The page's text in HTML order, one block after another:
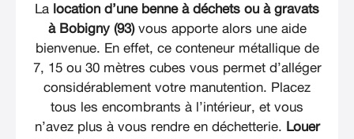
La location d’une benne à déchets ou à gravats
à Bobigny (93)vous apporte alors une aide
bienvenue. En effet, ce conteneur métallique de
7, 15 ou 30 mètres cubes vous permet d’alléger
considérablement votre manutention. Placez
tous les encombrants à l’intérieur, et vous
n’avez plus à vous rendre en déchetterie. Louer